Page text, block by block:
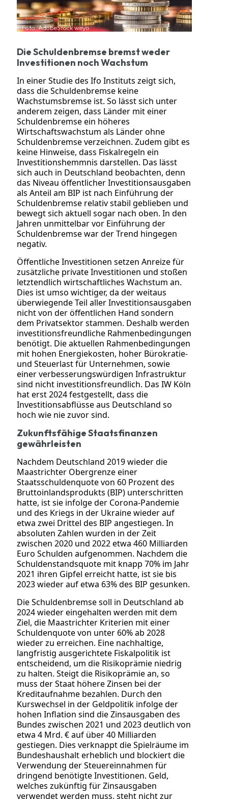
Foto: AdobeStock weyo
Die Schuldenbremse bremst weder
Investitionen noch Wachstum
In einer Studie des Ifo Instituts zeigt sich,
dass die Schuldenbremse keine
Wachstumsbremse ist. So lässt sich unter
anderem zeigen, dass Länder mit einer
Schuldenbremse ein höheres
Wirtschaftswachstum als Länder ohne
Schuldenbremse verzeichnen. Zudem gibt es
keine Hinweise, dass Fiskalregeln ein
Investitionshemmnis darstellen. Das lässt
sich auch in Deutschland beobachten, denn
das Niveau öffentlicher Investitionsausgaben
als Anteil am BIP ist nach Einführung der
Schuldenbremse relativ stabil geblieben und
bewegt sich aktuell sogar nach oben. In den
Jahren unmittelbar vor Einführung der
Schuldenbremse war der Trend hingegen
negativ.
Öffentliche Investitionen setzen Anreize für
zusätzliche private Investitionen und stoßen
letztendlich wirtschaftliches Wachstum an.
Dies ist umso wichtiger, da der weitaus
überwiegende Teil aller Investitionsausgaben
nicht von der öffentlichen Hand sondern
dem Privatsektor stammen. Deshalb werden
investitionsfreundliche Rahmenbedingungen
benötigt. Die aktuellen Rahmenbedingungen
mit hohen Energiekosten, hoher Bürokratie-
und Steuerlast für Unternehmen, sowie
einer verbesserungswürdigen Infrastruktur
sind nicht investitionsfreundlich. Das IW Köln
hat erst 2024 festgestellt, dass die
Investitionsabflüsse aus Deutschland so
hoch wie nie zuvor sind.
Zukunftsfähige Staatsfinanzen
gewährleisten
Nachdem Deutschland 2019 wieder die
Maastrichter Obergrenze einer
Staatsschuldenquote von 60 Prozent des
Bruttoinlandsprodukts (BIP) unterschritten
hatte, ist sie infolge der Corona-Pandemie
und des Kriegs in der Ukraine wieder auf
etwa zwei Drittel des BIP angestiegen. In
absoluten Zahlen wurden in der Zeit
zwischen 2020 und 2022 etwa 460 Milliarden
Euro Schulden aufgenommen. Nachdem die
Schuldenstandsquote mit knapp 70% im Jahr
2021 ihren Gipfel erreicht hatte, ist sie bis
2023 wieder auf etwa 63% des BIP gesunken.
Die Schuldenbremse soll in Deutschland ab
2024 wieder eingehalten werden mit dem
Ziel, die Maastrichter Kriterien mit einer
Schuldenquote von unter 60% ab 2028
wieder zu erreichen. Eine nachhaltige,
langfristig ausgerichtete Fiskalpolitik ist
entscheidend, um die Risikoprämie niedrig
zu halten. Steigt die Risikoprämie an, so
muss der Staat höhere Zinsen bei der
Kreditaufnahme bezahlen. Durch den
Kurswechsel in der Geldpolitik infolge der
hohen Inflation sind die Zinsausgaben des
Bundes zwischen 2021 und 2023 deutlich von
etwa 4 Mrd. € auf über 40 Milliarden
gestiegen. Dies verknappt die Spielräume im
Bundeshaushalt erheblich und blockiert die
Verwendung der Steuereinnahmen für
dringend benötigte Investitionen. Geld,
welches zukünftig für Zinsausgaben
verwendet werden muss, steht nicht zur